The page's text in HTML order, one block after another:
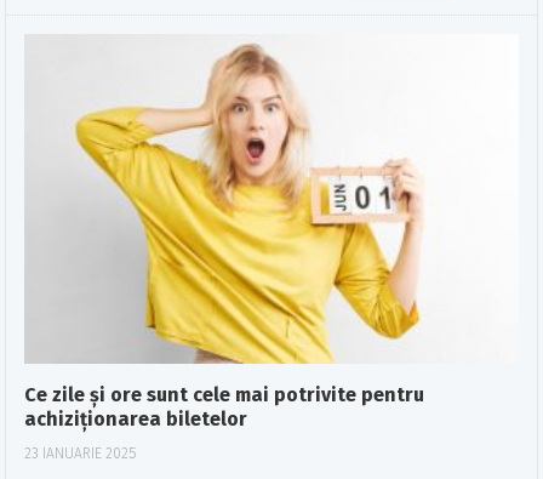
Ce zile și ore sunt cele mai potrivite pentru
achiziționarea biletelor
23 IANUARIE 2025